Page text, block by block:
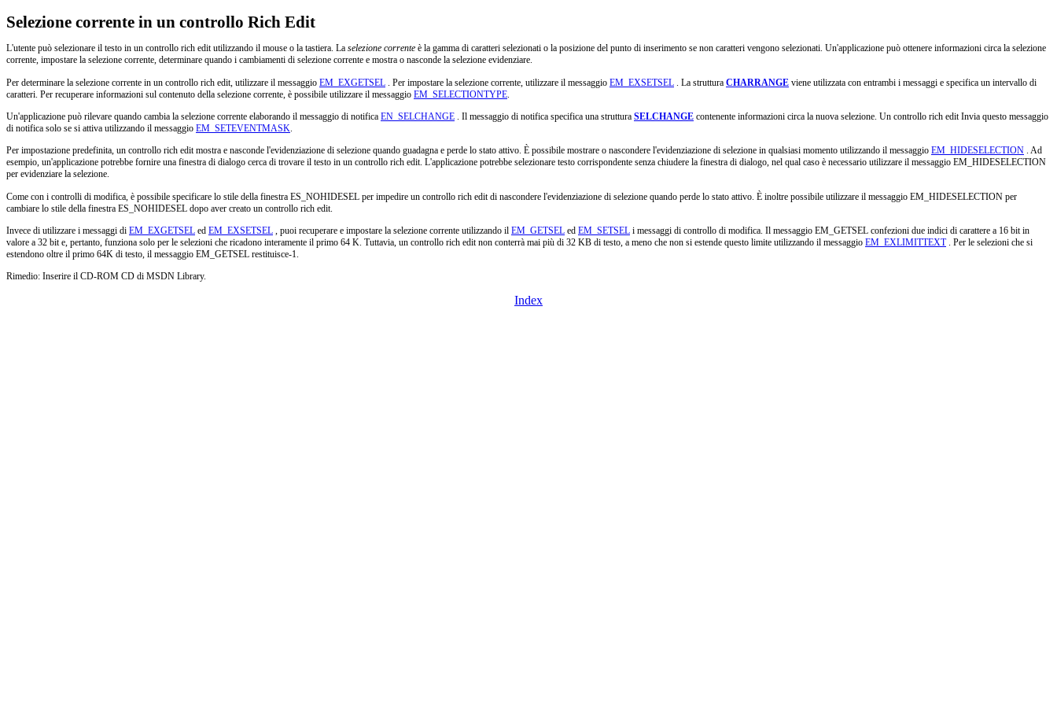
Selezione corrente in un controllo Rich Edit
L'utente può selezionare il testo in un controllo rich edit utilizzando il mouse o la tastiera. La selezione corrente è la gamma di caratteri selezionati o la posizione del punto di inserimento se non caratteri vengono selezionati. Un'applicazione può ottenere informazioni circa la selezione
corrente, impostare la selezione corrente, determinare quando i cambiamenti di selezione corrente e mostra o nasconde la selezione evidenziare.
Per determinare la selezione corrente in un controllo rich edit, utilizzare il messaggio EM_EXGETSEL . Per impostare la selezione corrente, utilizzare il messaggio EM_EXSETSEL . La struttura CHARRANGE viene utilizzata con entrambi i messaggi e specifica un intervallo di
caratteri. Per recuperare informazioni sul contenuto della selezione corrente, è possibile utilizzare il messaggio EM_SELECTIONTYPE
Un'applicazione può rilevare quando cambia la selezione corrente elaborando il messaggio di notifica EN_SELCHANGE . Il messaggio di notifica specifica una struttura SELCHANGE contenente informazioni circa la nuova selezione. Un controllo rich edit Invia questo messaggio
di notifica solo se si attiva utilizzando il messaggio EM_SETEVENTMASK.
Per impostazione predefinita, un controllo rich edit mostra e nasconde l'evidenziazione di selezione quando guadagna e perde lo stato attivo. È possibile mostrare o nascondere l'evidenziazione di selezione in qualsiasi momento utilizzando il messaggio EM_HIDESELECTION . Ad
esempio, un'applicazione potrebbe fornire una finestra di dialogo cerca di trovare il testo in un controllo rich edit. L'applicazione potrebbe selezionare testo corrispondente senza chiudere la finestra di dialogo, nel qual caso è necessario utilizzare il messaggio EM_HIDESELECTION
per evidenziare la selezione.
Come con i controlli di modifica, è possibile specificare lo stile della finestra ES_NOHIDESEL per impedire un controllo rich edit di nascondere l'evidenziazione di selezione quando perde lo stato attivo. È inoltre possibile utilizzare il messaggio EM_HIDESELECTION per
cambiare lo stile della finestra ES_NOHIDESEL dopo aver creato un controllo rich edit.
Invece di utilizzare i messaggi di EM_EXGETSEL ed EM_EXSETSEL , puoi recuperare e impostare la selezione corrente utilizzando il EM_GETSEL ed EM_SETSEL i messaggi di controllo di modifica. Il messaggio EM_GETSEL confezioni due indici di carattere a 16 bit in
valore a 32 bit e, pertanto, funziona solo per le selezioni che ricadono interamente il primo 64 K. Tuttavia, un controllo rich edit non conterrà mai più di 32 KB di testo, a meno che non si estende questo limite utilizzando il messaggio EM_EXLIMITTEXT. Per le selezioni che si
estendono oltre il primo 64K di testo, il messaggio EM_GETSEL restituisce-1.
Rimedio: Inserire il CD-ROM CD di MSDN Library.
Index